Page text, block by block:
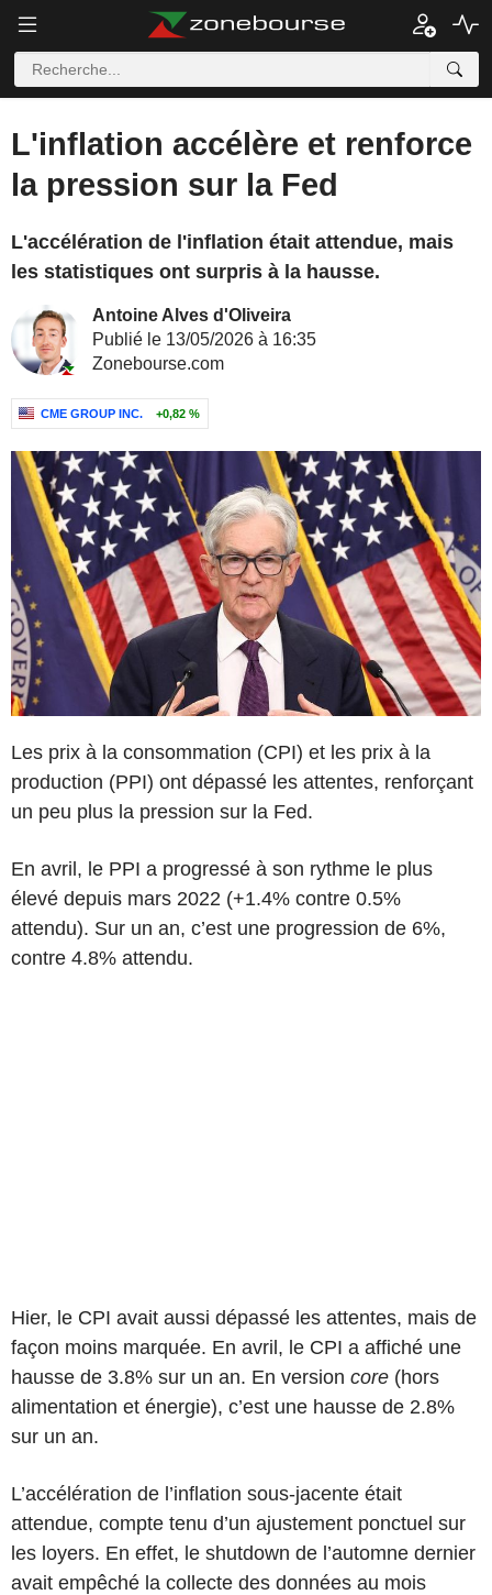
L'inflation accélère et renforce
la pression sur la Fed
L'accélération de l'inflation était attendue, mais
les statistiques ont surpris à la hausse.
Antoine Alves d'Oliveira
Publié le 13/05/2026 à 16:35
Zonebourse.com
CME GROUP INC. +0,82 %
Les prix à la consommation (CPI) et les prix à la
production (PPI) ont dépassé les attentes, renforçant
un peu plus la pression sur la Fed.
En avril, le PPI a progressé à son rythme le plus
élevé depuis mars 2022 (+1.4% contre 0.5%
attendu). Sur un an, c’est une progression de 6%,
contre 4.8% attendu.
Hier, le CPI avait aussi dépassé les attentes, mais de
façon moins marquée. En avril, le CPI a affiché une
hausse de 3.8% sur un an. En version core (hors
alimentation et énergie), c’est une hausse de 2.8%
sur un an.
L’accélération de l’inflation sous-jacente était
attendue, compte tenu d’un ajustement ponctuel sur
les loyers. En effet, le shutdown de l’automne dernier
avait empêché la collecte des données au mois